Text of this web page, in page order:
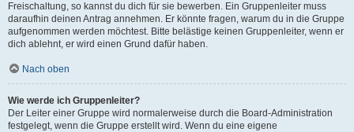
Freischaltung, so kannst du dich für sie bewerben. Ein Gruppenleiter muss
daraufhin deinen Antrag annehmen. Er könnte fragen, warum du in die Gruppe
aufgenommen werden möchtest. Bitte belästige keinen Gruppenleiter, wenn er
dich ablehnt, er wird einen Grund dafür haben.
Nach oben
Wie werde ich Gruppenleiter?
Der Leiter einer Gruppe wird normalerweise durch die Board-Administration
festgelegt, wenn die Gruppe erstellt wird. Wenn du eine eigene